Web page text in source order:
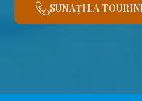
SUNAȚI LA